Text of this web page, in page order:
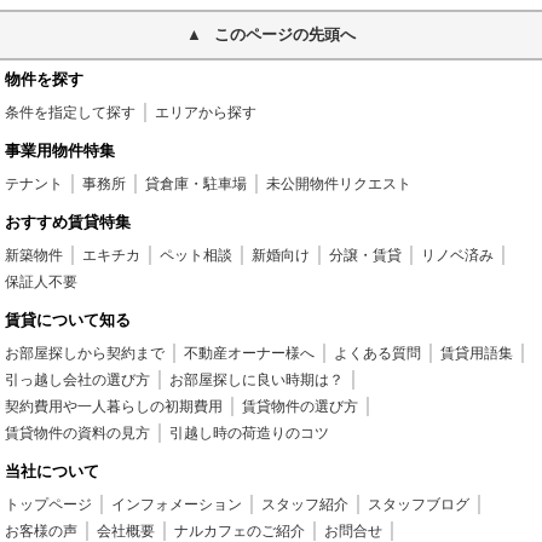
このページの先頭へ
物件を探す
条件を指定して探す エリアから探す
事業用物件特集
テナント 事務所 貸倉庫・駐車場 未公開物件リクエスト
おすすめ賃貸特集
新築物件 エキチカ ペット相談 新婚向け 分譲・賃貸
リノベ済み
保証人不要
賃貸について知る
お部屋探しから契約まで 不動産オーナー様へ よくある質問
賃貸用語集
引っ越し会社の選び方
お部屋探しに良い時期は？
契約費用や一人暮らしの初期費用
賃貸物件の選び方
賃貸物件の資料の見方
引越し時の荷造りのコツ
当社について
トップページ インフォメーション スタッフ紹介
スタッフブログ
お客様の声
会社概要 ナルカフェのご紹介 お問合せ